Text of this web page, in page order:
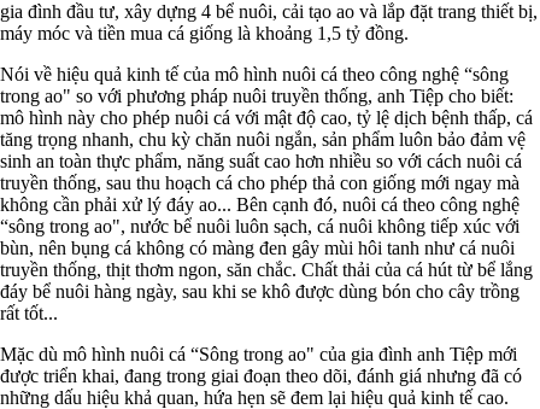
gia đình đầu tư, xây dựng 4 bể nuôi, cải tạo ao và lắp đặt trang thiết bị,
máy móc và tiền mua cá giống là khoảng 1,5 tỷ đồng.
Nói về hiệu quả kinh tế của mô hình nuôi cá theo công nghệ “sông
trong ao" so với phương pháp nuôi truyền thống, anh Tiệp cho biết:
mô hình này cho phép nuôi cá với mật độ cao, tỷ lệ dịch bệnh thấp, cá
tăng trọng nhanh, chu kỳ chăn nuôi ngắn, sản phẩm luôn bảo đảm vệ
sinh an toàn thực phẩm, năng suất cao hơn nhiều so với cách nuôi cá
truyền thống, sau thu hoạch cá cho phép thả con giống mới ngay mà
không cần phải xử lý đáy ao... Bên cạnh đó, nuôi cá theo công nghệ
“sông trong ao", nước bể nuôi luôn sạch, cá nuôi không tiếp xúc với
bùn, nên bụng cá không có màng đen gây mùi hôi tanh như cá nuôi
truyền thống, thịt thơm ngon, săn chắc. Chất thải của cá hút từ bể lắng
đáy bể nuôi hàng ngày, sau khi se khô được dùng bón cho cây trồng
rất tốt...
Mặc dù mô hình nuôi cá “Sông trong ao" của gia đình anh Tiệp mới
được triển khai, đang trong giai đoạn theo dõi, đánh giá nhưng đã có
những dấu hiệu khả quan, hứa hẹn sẽ đem lại hiệu quả kinh tế cao.